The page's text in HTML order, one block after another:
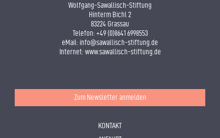
Wolfgang-Sawallisch-Stiftung
Hinterm Bichl 2
83224 Grassau
Telefon: +49 (0)8641 6998553
eMail: info@sawallisch-stiftung.de
Internet: www.sawallisch-stiftung.de
Zum Newsletter anmelden
KONTAKT